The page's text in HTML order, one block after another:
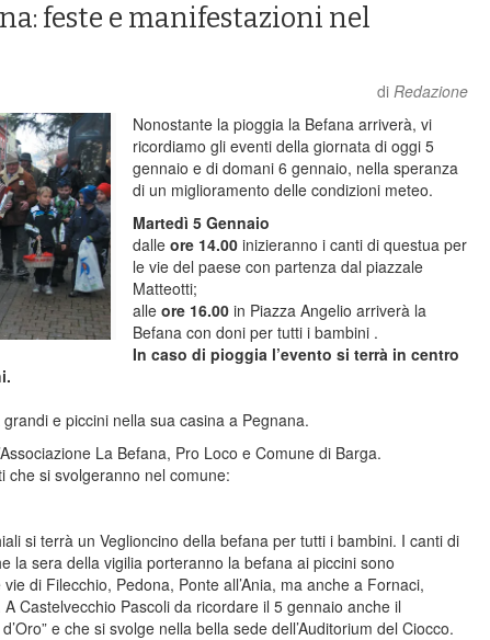
feste e manifestazioni nel
di Redazione
Nonostante la pioggia la Befana arriverà, vi
ricordiamo gli eventi della giornata di oggi 5
gennaio e di domani 6 gennaio, nella speranza
di un miglioramento delle condizioni meteo.
Martedì 5 Gennaio
dalle ore 14.00 inizieranno i canti di questua per
le vie del paese con partenza dal piazzale
Matteotti;
alle ore 16.00 in Piazza Angelio arriverà la
Befana con doni per tutti i bambini .
In caso di pioggia l’evento si terrà in centro
e piccini nella sua casina a Pegnana.
La Befana, Pro Loco e Comune di Barga.
che si svolgeranno nel comune:
si terrà un Veglioncino della befana per tutti i bambini. I canti di
la sera della vigilia porteranno la befana ai piccini sono
di Filecchio, Pedona, Ponte all’Ania, ma anche a Fornaci,
Castelvecchio Pascoli da ricordare il 5 gennaio anche il
e che si svolge nella bella sede dell’Auditorium del Ciocco.